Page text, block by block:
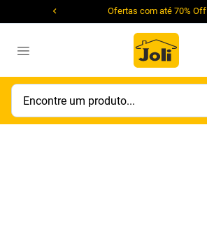
Ofertas com até 70% Off
Encontre um produto...